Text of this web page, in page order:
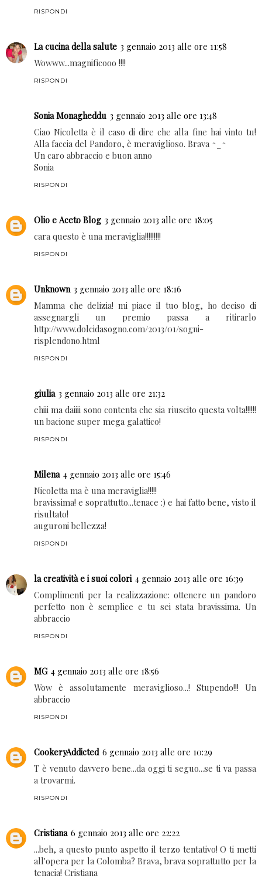
RISPONDI
La cucina della salute 3 gennaio 2013 alle ore 11:58
Wowww...magnificooo !!!!
RISPONDI
Sonia Monagheddu 3 gennaio 2013 alle ore 13:48
Ciao Nicoletta è il caso di dire che alla fine hai vinto tu!
Alla faccia del Pandoro, è meraviglioso. Brava ^_^
Un caro abbraccio e buon anno
Sonia
RISPONDI
Olio e Aceto Blog 3 gennaio 2013 alle ore 18:05
cara questo è una meraviglia!!!!!!!!!
RISPONDI
Unknown 3 gennaio 2013 alle ore 18:16
Mamma che delizia! mi piace il tuo blog, ho deciso di
assegnargli un premio passa a ritirarlo
http://www.dolcidasogno.com/2013/01/sogni-
risplendono.html
RISPONDI
giulia 3 gennaio 2013 alle ore 21:32
ehiii ma daiiii sono contenta che sia riuscito questa volta!!!!!!
un bacione super mega galattico!
RISPONDI
Milena 4 gennaio 2013 alle ore 15:46
Nicoletta ma è una meraviglia!!!!!
bravissima! e soprattutto...tenace :) e hai fatto bene, visto il
risultato!
auguroni bellezza!
RISPONDI
la creatività e i suoi colori 4 gennaio 2013 alle ore 16:39
Complimenti per la realizzazione: ottenere un pandoro
perfetto non è semplice e tu sei stata bravissima. Un
abbraccio
RISPONDI
MG 4 gennaio 2013 alle ore 18:56
Wow è assolutamente meraviglioso...! Stupendo!!! Un
abbraccio
RISPONDI
CookeryAddicted 6 gennaio 2013 alle ore 10:29
T è venuto davvero bene...da oggi ti seguo...se ti va passa
a trovarmi.
RISPONDI
Cristiana 6 gennaio 2013 alle ore 22:22
...beh, a questo punto aspetto il terzo tentativo! O ti metti
all'opera per la Colomba? Brava, brava soprattutto per la
tenacia! Cristiana